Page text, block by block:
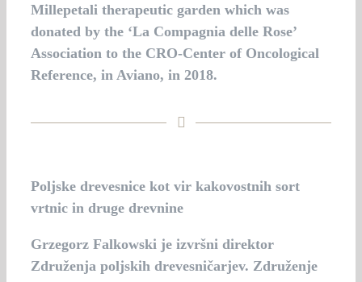
Millepetali therapeutic garden which was
donated by the ‘La Compagnia delle Rose’
Association to the CRO-Center of Oncological
Reference, in Aviano, in 2018.
Poljske drevesnice kot vir kakovostnih sort
vrtnic in druge drevnine
Grzegorz Falkowski je izvršni direktor
Združenja poljskih drevesničarjev. Združenje